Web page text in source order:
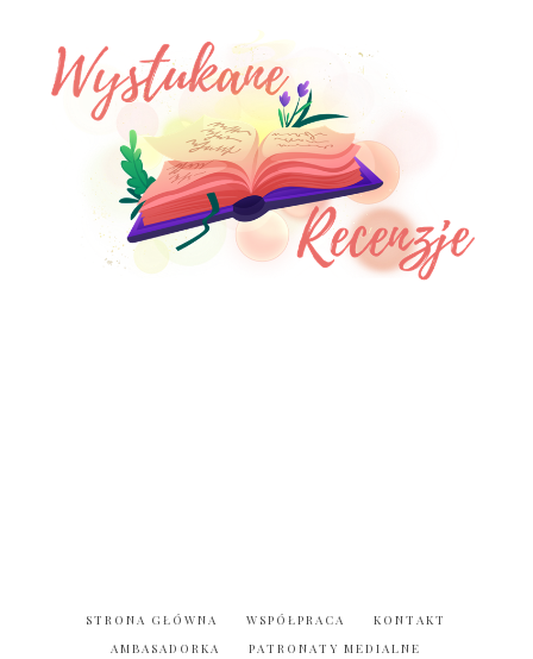
STRONA GŁÓWNA WSPÓŁPRACA
KONTAKT
AMBASADORKA
PATRONATY MEDIALNE